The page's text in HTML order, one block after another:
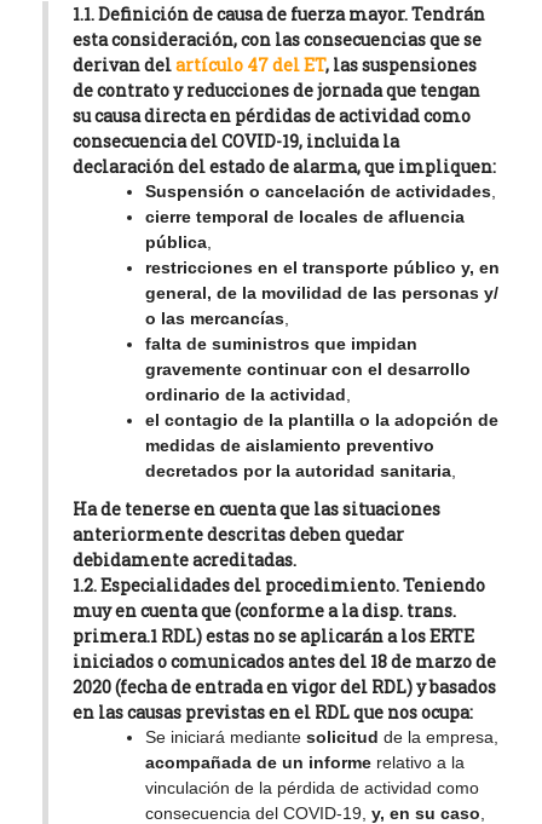
1.1. Definición de causa de fuerza mayor.Tendrán
esta consideración, con las consecuencias que se
derivan delartículo 47 del ET, las suspensiones
de contrato y reducciones de jornada que tengan
su causa directa en pérdidas de actividad como
consecuencia del COVID-19, incluida la
declaración del estado de alarma, que impliquen:
Suspensión o cancelación de actividades
cierre temporal de locales de afluencia
pública
restricciones en el transporte público y, en
general, de la movilidad de las personas y/
o las mercancías
falta de suministros que impidan
gravemente continuar con el desarrollo
ordinario de la actividad
el contagio de la plantilla o la adopción de
medidas de aislamiento preventivo
decretados por la autoridad sanitaria
Ha de tenerse en cuenta que lassituaciones
anteriormentedescritasdeben quedar
debidamente acreditadas.
1.2. Especialidades del procedimiento.Teniendo
muy en cuenta que (conforme a la disp. trans.
primera.1 RDL) estas no se aplicarán a los ERTE
iniciados o comunicados antes del 18 de marzo de
2020(fecha de entrada en vigor del RDL)y basados
en las causas previstas en el RDLque nos ocupa:
Se iniciará mediante solicitud de la empresa,
acompañada de un informe relativo a la
vinculación de la pérdida de actividad como
consecuencia del COVID-19, y, en su caso